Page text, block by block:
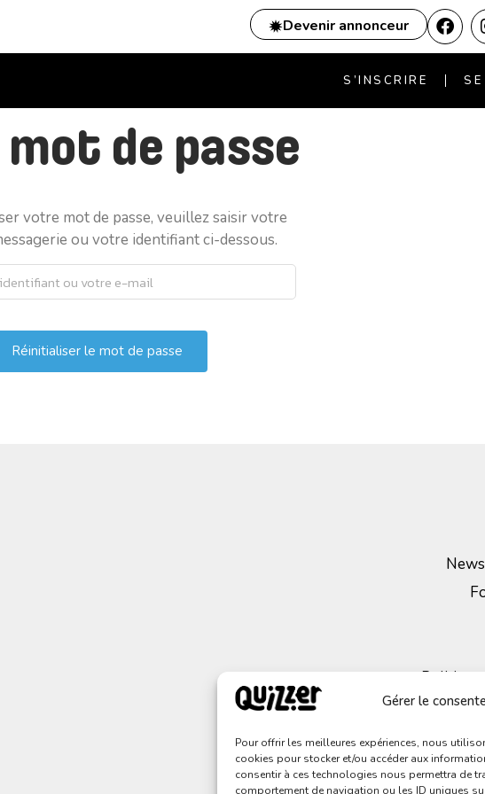
Gérer le
Pour offrir les meilleures expériences, nous
cookies pour stocker et/ou accéder aux
consentir à ces technologies nous permettra de
comportement de navigation ou les ID uniques
Devenir annonceur
S’INSCRIRE SE
de passe
votre mot de passe, veuillez saisir votre
ou votre identifiant ci-dessous.
Politique